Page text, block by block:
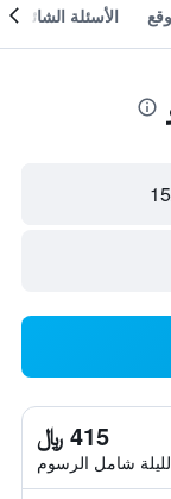
الأسئلة الشائعة
415 ﷼
شامل الرسوم